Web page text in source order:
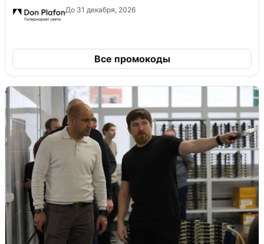
До 31 декабря, 2026
Все промокоды